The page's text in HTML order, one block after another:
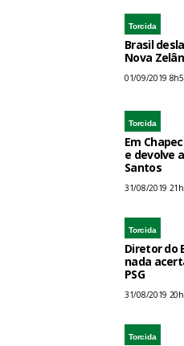
Torcida
Brasil
Nova
01/09/2019
Torcida
Em
e devolve
Santos
31/08/2019
Torcida
Diretor do
nada
PSG
31/08/2019
Torcida